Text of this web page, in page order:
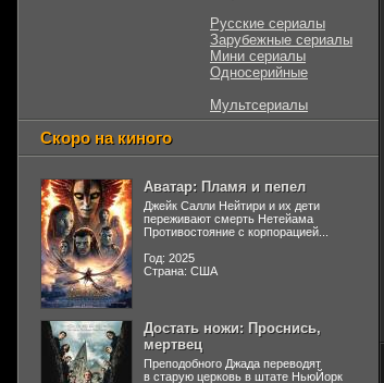
Русские сериалы
Зарубежные сериалы
Мини сериалы
Односерийные
Мультсериалы
Скоро на киного
Аватар: Пламя и пепел
Джейк Салли Нейтири и их дети
переживают смерть Нетейама
Противостояние с корпорацией...
Год: 2025
Страна: США
Достать ножи: Проснись,
мертвец
Преподобного Джада переводят
в старую церковь в штате НьюЙорк